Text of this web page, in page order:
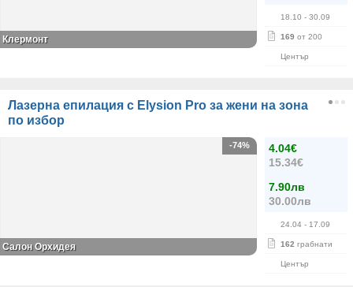
18.10 - 30.09
169 от 200
Център
Клермонт
Лазерна епилация с Elysion Pro за жени на зона
по избор
4.04€
15.34€
7.90лв
30.00лв
24.04 - 17.09
162 грабнати
Център
-74%
Салон Орхидея